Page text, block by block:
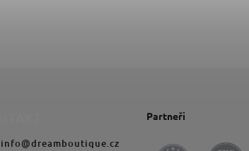
info@dreamboutique.cz
Partneři